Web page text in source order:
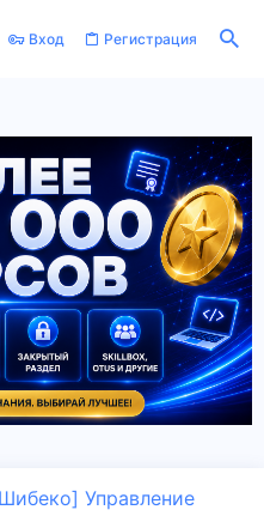
Вход Регистрация
Управление